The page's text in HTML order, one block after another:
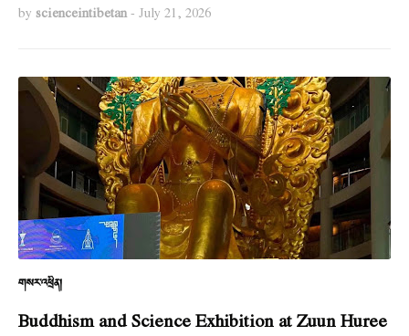
by scienceintibetan- July 21, 2026
གསར་འཕྲིན།
Buddhism and Science Exhibition at Zuun Huree